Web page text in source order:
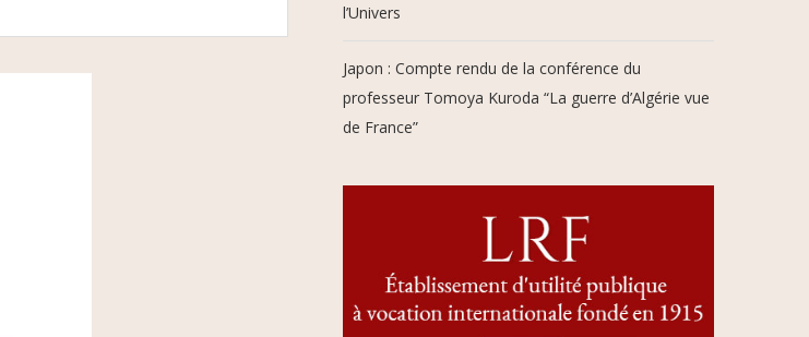
l’Univers
Japon : Compte rendu de la conférence du
professeur Tomoya Kuroda “La guerre d’Algérie vue
de France”